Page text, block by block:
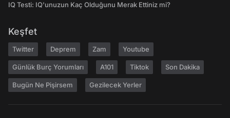
IQ Testi: IQ'unuzun Kaç Olduğunu Merak Ettiniz mi?
Keşfet
Twitter Deprem Zam Youtube
Günlük Burç Yorumları A101 Tiktok Son Dakika
Bugün Ne Pişirsem Gezilecek Yerler